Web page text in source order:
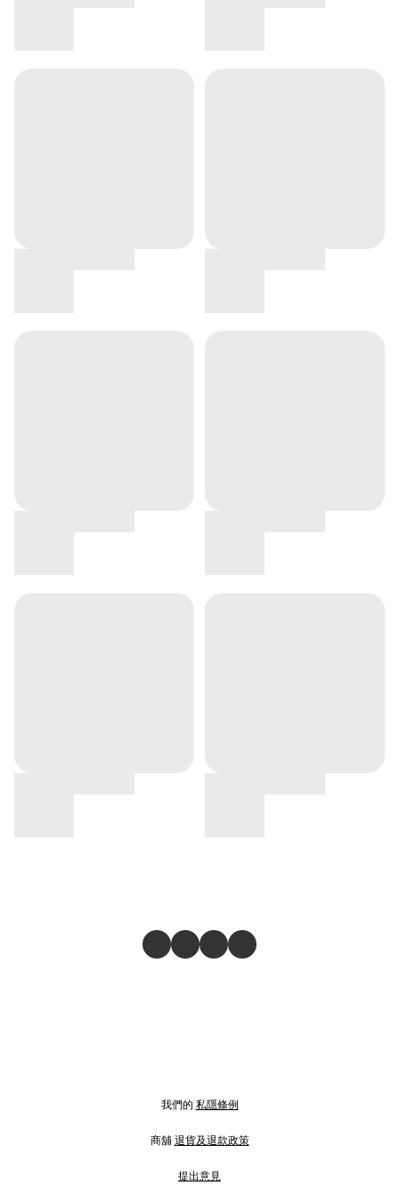
我們的 私隱條例
商舖 退貨及退款政策
提出意見